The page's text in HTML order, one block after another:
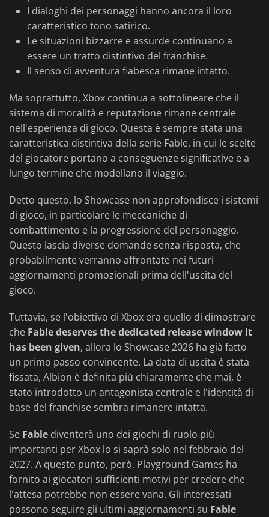
I dialoghi dei personaggi hanno ancora il loro
caratteristico tono satirico.
Le situazioni bizzarre e assurde continuano a
essere un tratto distintivo del franchise.
Il senso di avventura fiabesca rimane intatto.
Ma soprattutto, Xbox continua a sottolineare che il
sistema di moralità e reputazione rimane centrale
nell'esperienza di gioco. Questa è sempre stata una
caratteristica distintiva della serie Fable, in cui le scelte
del giocatore portano a conseguenze significative e a
lungo termine che modellano il viaggio.
Detto questo, lo Showcase non approfondisce i sistemi
di gioco, in particolare le meccaniche di
combattimento e la progressione del personaggio.
Questo lascia diverse domande senza risposta, che
probabilmente verranno affrontate nei futuri
aggiornamenti promozionali prima dell'uscita del
gioco.
Tuttavia, se l'obiettivo di Xbox era quello di dimostrare
che Fable deserves the dedicated release window it
has been given, allora lo Showcase 2026 ha già fatto
un primo passo convincente. La data di uscita è stata
fissata, Albion è definita più chiaramente che mai, è
stato introdotto un antagonista centrale e l'identità di
base del franchise sembra rimanere intatta.
Se Fable diventerà uno dei giochi di ruolo più
importanti per Xbox lo si saprà solo nel febbraio del
2027. A questo punto, però, Playground Games ha
fornito ai giocatori sufficienti motivi per credere che
l'attesa potrebbe non essere vana. Gli interessati
possono seguire gli ultimi aggiornamenti su Fable